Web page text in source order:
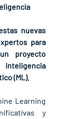
nuevas
para
proyecto
(ML).
Learning
y